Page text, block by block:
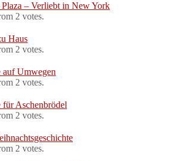
Plaza – Verliebt in New York
2 votes.
Haus
2 votes.
auf Umwegen
2 votes.
für Aschenbrödel
2 votes.
2 votes.